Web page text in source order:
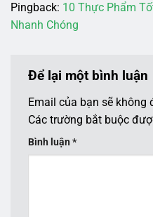
Pingback: 10 Thực Phẩm
Nhanh Chóng
Để lại một bình luận
Email của bạn sẽ không
Các trường bắt buộc
Bình luận *